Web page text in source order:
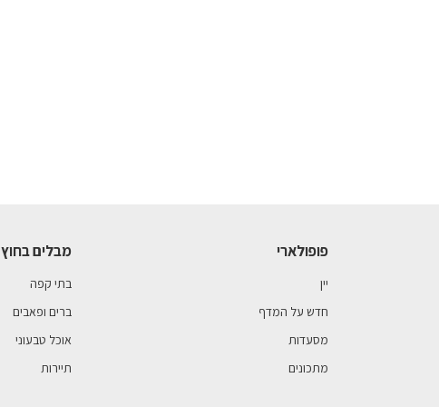
פופולארי
יין
חדש על המדף
מסעדות
מתכונים
מבלים בחוץ
בתי קפה
ברים ופאבים
אוכל טבעוני
תיירות